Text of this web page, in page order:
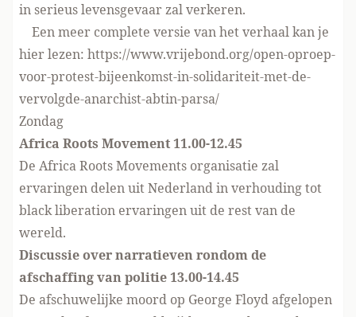
in serieus levensgevaar zal verkeren.
Een meer complete versie van het verhaal kan je
hier lezen: https://www.vrijebond.org/open-oproep-
voor-protest-bijeenkomst-in-solidariteit-met-de-
vervolgde-anarchist-abtin-parsa/
Zondag
Africa Roots Movement 11.00-12.45
De Africa Roots Movements organisatie zal
ervaringen delen uit Nederland in verhouding tot
black liberation ervaringen uit de rest van de
wereld.
Discussie over narratieven rondom de
afschaffing van politie 13.00-14.45
De afschuwelijke moord op George Floyd afgelopen